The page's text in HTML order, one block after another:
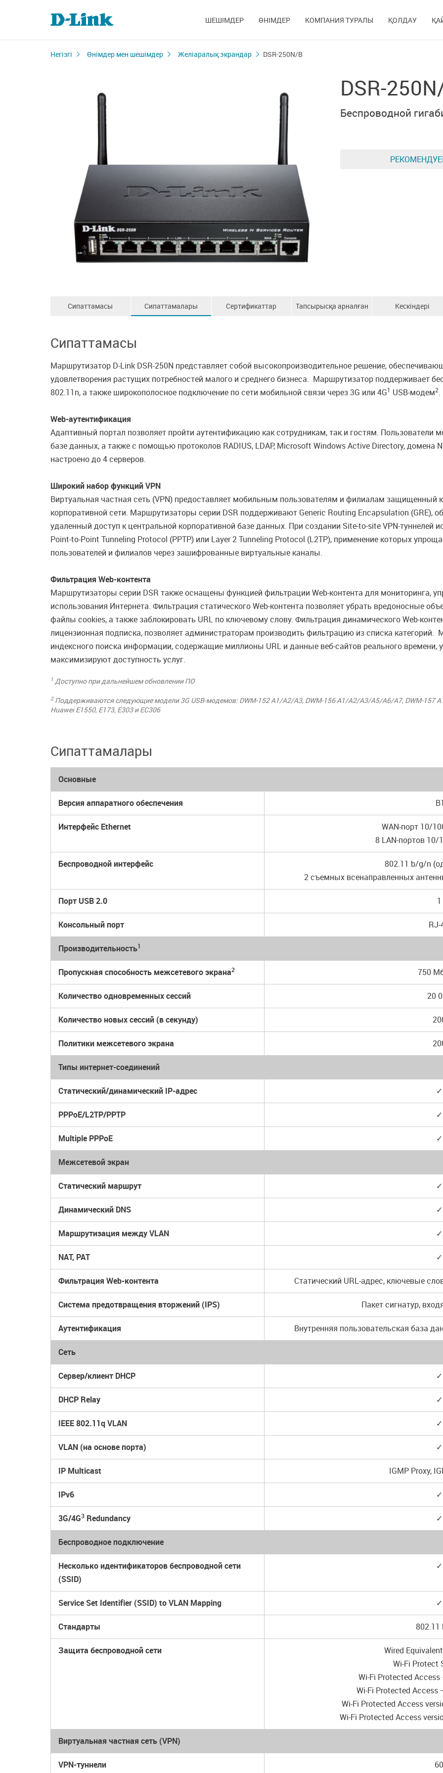
ШЕШІМДЕР ӨНІМДЕР КОМПАНИЯ ТУРАЛЫ ҚОЛДАУ
Негізгі Өнімдер мен шешімдер Желіаралық экрандар DSR-250N/B
DSR-
Беспроводной
Сипаттамасы Сипаттамалары Сертификаттар Тапсырысқа арналған Кескіндері
Сипаттамасы
Маршрутизатор D-Link DSR-250N представляет собой высокопроизводительное решение,
удовлетворения растущих потребностей малого и среднего бизнеса. Маршрутизатор поддерживает
802.11n, а также широкополосное подключение по сети мобильной связи через 3G или 4G1 USB-модем2.
Web-аутентификация
Адаптивный портал позволяет пройти аутентификацию как сотрудникам, так и гостям. Пользователи
базе данных, а также с помощью протоколов RADIUS, LDAP, Microsoft Windows Active Directory, домена
настроено до 4 серверов.
Широкий набор функций VPN
Виртуальная частная сеть (VPN) предоставляет мобильным пользователям и филиалам защищенный
корпоративной сети. Маршрутизаторы серии DSR поддерживают Generic Routing Encapsulation (GRE),
удаленный доступ к центральной корпоративной базе данных. При создании Site-to-site VPN-туннелей
Point-to-Point Tunneling Protocol (PPTP) или Layer 2 Tunneling Protocol (L2TP), применение которых
пользователей и филиалов через зашифрованные виртуальные каналы.
Фильтрация Web-контента
Маршрутизаторы серии DSR также оснащены функцией фильтрации Web-контента для мониторинга,
использования Интернета. Фильтрация статического Web-контента позволяет убрать вредоносные
файлы cookies, а также заблокировать URL по ключевому слову. Фильтрация динамического Web-
лицензионная подписка, позволяет администраторам производить фильтрацию из списка
индексного поиска информации, содержащие миллионы URL и данные веб-сайтов реального времени,
максимизируют доступность услуг.
1 Доступно при дальнейшем обновлении ПО
2Поддерживаются следующие модели 3G USB-модемов: DWM-152 A1/A2/A3, DWM-156 A1/A2/A3/A5/A6/A7, DWM-157
Huawei E1550, E173, E303 и EC306
Сипаттамалары
Основные
Версия аппаратного обеспечения B1
Интерфейс Ethernet
WAN-порт 10/
8 LAN-портов
Беспроводной интерфейс
802.11 b/g/n
2 съемных всенаправленных
Порт USB 2.0 1
Консольный порт RJ-
Производительность1
Пропускная способность межсетевого экрана2 750
Количество одновременных сессий 20
Количество новых сессий (в секунду)
Политики межсетевого экрана
Типы интернет-соединений
Статический/динамический IP-адрес ✓
PPPoE/L2TP/PPTP ✓
Multiple PPPoE ✓
Межсетевой экран
Статический маршрут ✓
Динамический DNS ✓
Маршрутизация между VLAN ✓
NAT, PAT ✓
Фильтрация Web-контента Статический URL-адрес, ключевые
Система предотвращения вторжений (IPS) Пакет сигнатур,
Аутентификация Внутренняя пользовательская база
Сеть
Сервер/клиент DHCP ✓
DHCP Relay ✓
IEEE 802.11q VLAN ✓
VLAN (на основе порта) ✓
IP Multicast IGMP Proxy,
IPv6 ✓
3G/4G3 Redundancy ✓
Беспроводное подключение
Несколько идентификаторов беспроводной сети
(SSID)
✓
Service Set Identifier (SSID) to VLAN Mapping ✓
Стандарты
Защита беспроводной сети
Wired
Wi-Fi Protect
Wi-Fi Protected Access
Wi-Fi Protected Access
Wi-Fi Protected Access
Wi-Fi Protected Access
Виртуальная частная сеть (VPN)
VPN-туннели 60